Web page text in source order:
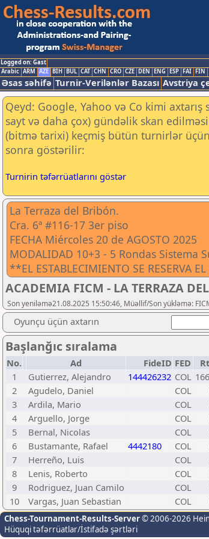
Logged on: Gast
Arabic ARM AZE BIH BUL CAT CHN CRO CZE DEN ENG ESP FAI FIN
Əsas səhifə Turnir-Verilənlər Bazası Avstriya
Qeyd: Google, Yahoo və Co kimi
sayt və daha çox) gündəlik skan
(bitmə tarixi) keçmiş bütün turnirlər üçün
sonra göstərilir:
Turnirin təfərrüatlarını göstər
La Terraza del Bribón.
Cra. 6ª #116-17 3er piso
FECHA Miércoles 20 de AGOSTO 2025
MODALIDAD 10+3 - 5 Rondas Sistema
**EL ESTABLECIMIENTO SE RESERVA
ACADEMIA FICM - LA TERRAZA
Son yeniləmə21.08.2025 15:50:46, Müəllif/Son yükləmə:
Oyunçu üçün axtarın
Başlanğıc sıralama
No. Ad FideID FED
1
Gutierrez, Alejandro 144426232 COL
2
Agudelo, Daniel COL
3
Ardila, Mario COL
4
Arguello, Jorge COL
5
Bernal, Nicolas COL
6
Bustamante, Rafael 4442180 COL
7
Herreño, Luis COL
8
Lenis, Roberto COL
9
Rodriguez, Juan Camilo COL
10
Vargas, Juan Sebastian COL
Chess-Tournament-Results-Server© 2006-2026
Hüquqi təfərrüatlar/İstifadə şərtləri